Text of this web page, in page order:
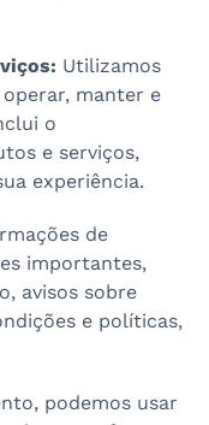
Utilizamos
manter e
o
e serviços,
experiência.
de
importantes,
avisos sobre
e políticas,
podemos usar